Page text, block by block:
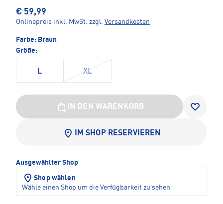
€ 59,99
Onlinepreis inkl. MwSt. zzgl. Versandkosten
Farbe: Braun
Größe:
L XL
IN DEN WARENKORB
IM SHOP RESERVIEREN
Ausgewählter Shop
Shop wählen
Wähle einen Shop um die Verfügbarkeit zu sehen